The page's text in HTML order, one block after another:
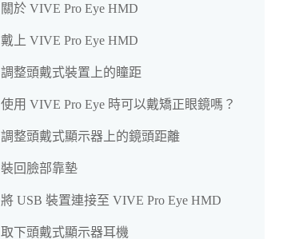
關於 VIVE Pro Eye HMD
戴上 VIVE Pro Eye HMD
調整頭戴式裝置上的瞳距
使用 VIVE Pro Eye 時可以戴矯正眼鏡嗎？
調整頭戴式顯示器上的鏡頭距離
裝回臉部靠墊
將 USB 裝置連接至 VIVE Pro Eye HMD
取下頭戴式顯示器耳機